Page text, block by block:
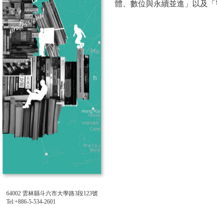
64002 雲林縣斗六市大學路3段123號
Tel:+886-5-534-2601
體、數位與永續並進」以及